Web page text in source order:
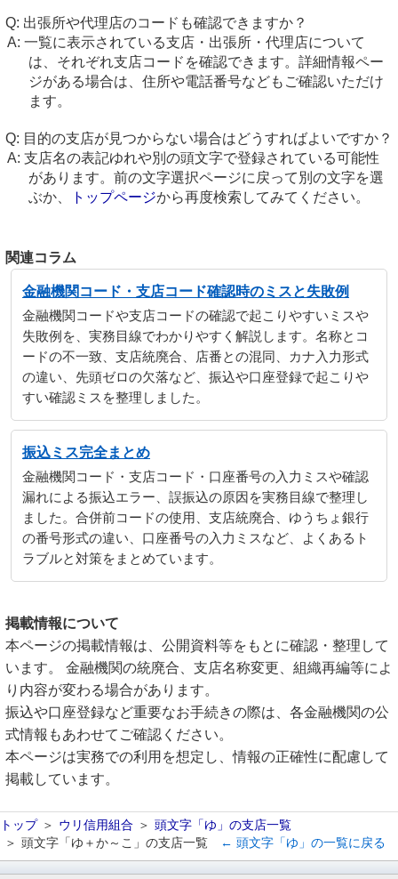
出張所や代理店のコードも確認できますか？
一覧に表示されている支店・出張所・代理店について
は、それぞれ支店コードを確認できます。詳細情報ペー
ジがある場合は、住所や電話番号などもご確認いただけ
ます。
目的の支店が見つからない場合はどうすればよいですか？
支店名の表記ゆれや別の頭文字で登録されている可能性
があります。前の文字選択ページに戻って別の文字を選
ぶか、
トップページから再度検索してみてください。
関連コラム
金融機関コード・支店コード確認時のミスと失敗例
金融機関コードや支店コードの確認で起こりやすいミスや
失敗例を、実務目線でわかりやすく解説します。名称とコ
ードの不一致、支店統廃合、店番との混同、カナ入力形式
の違い、先頭ゼロの欠落など、振込や口座登録で起こりや
すい確認ミスを整理しました。
振込ミス完全まとめ
金融機関コード・支店コード・口座番号の入力ミスや確認
漏れによる振込エラー、誤振込の原因を実務目線で整理し
ました。合併前コードの使用、支店統廃合、ゆうちょ銀行
の番号形式の違い、口座番号の入力ミスなど、よくあるト
ラブルと対策をまとめています。
掲載情報について
本ページの掲載情報は、公開資料等をもとに確認・整理して
います。 金融機関の統廃合、支店名称変更、組織再編等によ
り内容が変わる場合があります。
振込や口座登録など重要なお手続きの際は、各金融機関の公
式情報もあわせてご確認ください。
本ページは実務での利用を想定し、情報の正確性に配慮して
掲載しています。
トップ ウリ信用組合
頭文字「ゆ」の支店一覧
頭文字「ゆ＋か～こ」の支店一覧
← 頭文字「ゆ」の一覧に戻る